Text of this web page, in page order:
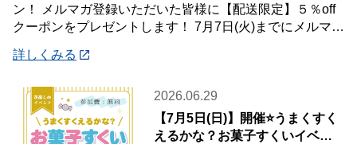
ン！ メルマガ登録いただいた皆様に【配送限定】５％off
クーポンをプレゼントします！ 7月7日(火)までにメルマガ
詳しくみる
2026.06.29
【7月5日(日)】開催⭐️うまくすく
えるかな？お菓子すくいイベン